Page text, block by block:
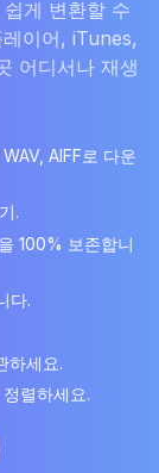
게 변환할 수
이어, iTunes,
어디서나 재생
AIFF로 다운
.
100% 보존합니
다.
하세요.
렬하세요.